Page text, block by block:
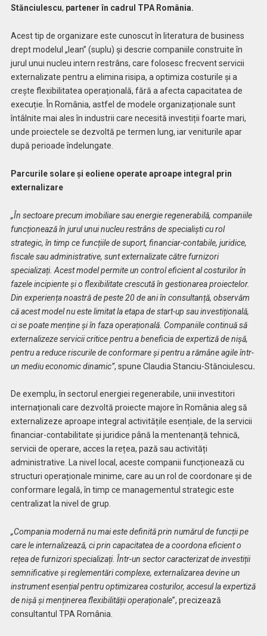
Stănciulescu, partener în cadrul TPA România.
Acest tip de organizare este cunoscut în literatura de business
drept modelul „lean” (suplu) și descrie companiile construite în
jurul unui nucleu intern restrâns, care folosesc frecvent servicii
externalizate pentru a elimina risipa, a optimiza costurile și a
crește flexibilitatea operațională, fără a afecta capacitatea de
execuție. În România, astfel de modele organizaționale sunt
întâlnite mai ales în industrii care necesită investiții foarte mari,
unde proiectele se dezvoltă pe termen lung, iar veniturile apar
după perioade îndelungate.
Parcurile solare și eoliene operate aproape integral prin
externalizare
„În sectoare precum imobiliare sau energie regenerabilă, companiile
funcționează în jurul unui nucleu restrâns de specialiști cu rol
strategic, în timp ce funcțiile de suport, financiar-contabile, juridice,
fiscale sau administrative, sunt externalizate către furnizori
specializați. Acest model permite un control eficient al costurilor în
fazele incipiente și o flexibilitate crescută în gestionarea proiectelor.
Din experiența noastră de peste 20 de ani în consultanță, observăm
că acest model nu este limitat la etapa de start-up sau investițională,
ci se poate menține și în faza operațională. Companiile continuă să
externalizeze servicii critice pentru a beneficia de expertiză de nișă,
pentru a reduce riscurile de conformare și pentru a rămâne agile într-
un mediu economic dinamic”, spune Claudia Stanciu-Stănciulescu.
De exemplu, în sectorul energiei regenerabile, unii investitori
internaționali care dezvoltă proiecte majore în România aleg să
externalizeze aproape integral activitățile esențiale, de la servicii
financiar-contabilitate și juridice până la mentenanță tehnică,
servicii de operare, acces la rețea, pază sau activități
administrative. La nivel local, aceste companii funcționează cu
structuri operaționale minime, care au un rol de coordonare și de
conformare legală, în timp ce managementul strategic este
centralizat la nivel de grup.
„Compania modernă nu mai este definită prin numărul de funcții pe
care le internalizează, ci prin capacitatea de a coordona eficient o
rețea de furnizori specializați. Într-un sector caracterizat de investiții
semnificative și reglementări complexe, externalizarea devine un
instrument esențial pentru optimizarea costurilor, accesul la expertiză
de nișă și menținerea flexibilității operaționale”, precizează
consultantul TPA România.